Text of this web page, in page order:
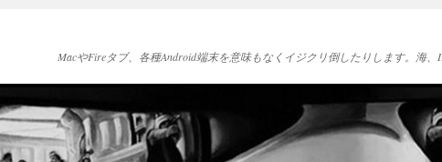
MacやFireタブ、各種Android端末を意味もなくイジクリ倒したりします。海、